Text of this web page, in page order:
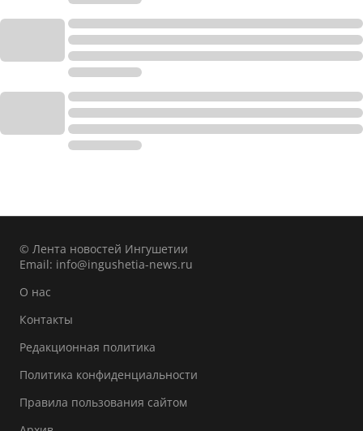
© Лента новостей Ингушетии
Email: info@ingushetia-news.ru
О нас
Контакты
Редакционная политика
Политика конфиденциальности
Правила пользования сайтом